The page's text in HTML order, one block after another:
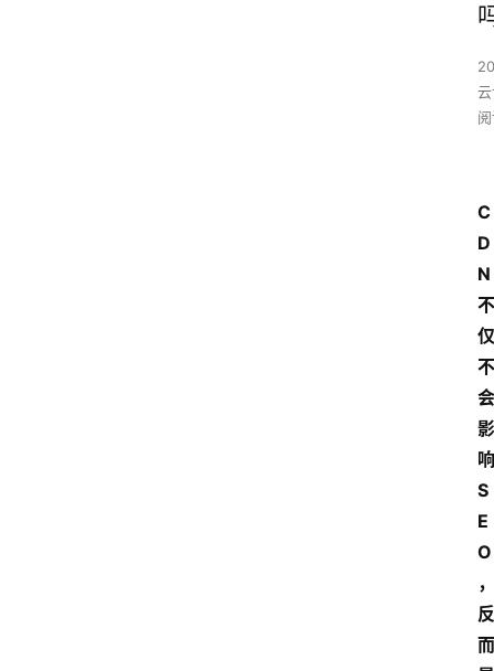
C
D
N
不
仅
不
会
影
响
S
E
O
，
反
而